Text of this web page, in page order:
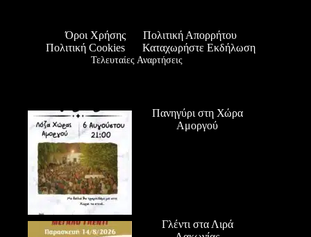
Όροι Χρήσης
Πολιτική Απορρήτου
Πολιτική Cookies
Καταχωρήστε Εκδήλωση
Τελευταίες Αναρτήσεις
Πανηγύρι στη Χώρα
Αμοργού
Γλέντι στα Λιρά